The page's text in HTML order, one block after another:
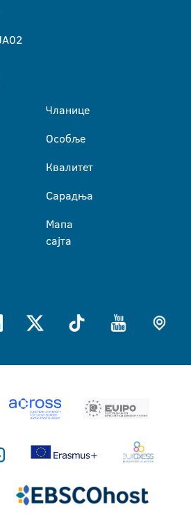
Чланице
Особље
Квалитет
Сарадња
Мапа
сајта